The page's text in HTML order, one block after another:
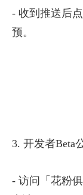
- 收到推送后
预。
3. 开发者Beta
- 访问「花粉